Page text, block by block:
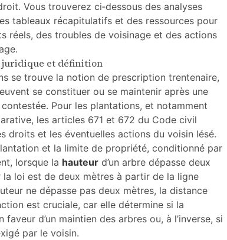
Vous trouverez ci‑dessous des analyses
tableaux récapitulatifs et des ressources pour
réels, des troubles de voisinage et des actions
juridique et définition
se trouve la notion de prescription trentenaire,
se constituer ou se maintenir après une
Pour les plantations, et notamment
les articles 671 et 672 du Code civil
droits et les éventuelles actions du voisin lésé.
et la limite de propriété, conditionné par
lorsque la hauteur d’un arbre dépasse deux
loi est de deux mètres à partir de la ligne
ne dépasse pas deux mètres, la distance
est cruciale, car elle détermine si la
d’un maintien des arbres ou, à l’inverse, si
par le voisin.